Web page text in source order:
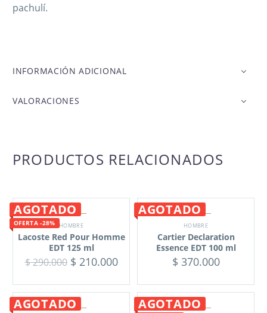
pachulí.
INFORMACIÓN ADICIONAL
VALORACIONES
PRODUCTOS RELACIONADOS
AGOTADO
OFERTA -28% HOMBRE
Lacoste Red Pour Homme
EDT 125 ml
$290.000 $ 210.000
AGOTADO
HOMBRE
Cartier Declaration
Essence EDT 100 ml
$ 370.000
AGOTADO AGOTADO